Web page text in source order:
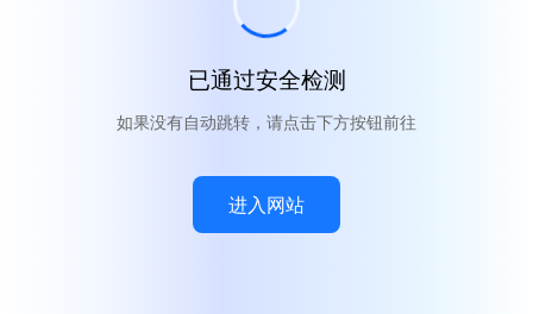
已通过安全检测
如果没有自动跳转，请点击下方按钮前往
进入网站